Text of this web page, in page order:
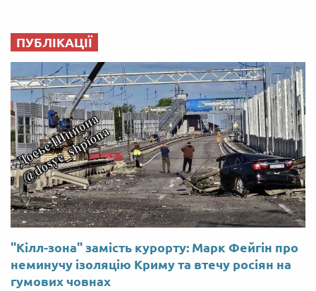
ПУБЛІКАЦІЇ
"Кілл-зона" замість курорту: Марк Фейгін про
неминучу ізоляцію Криму та втечу росіян на
гумових човнах